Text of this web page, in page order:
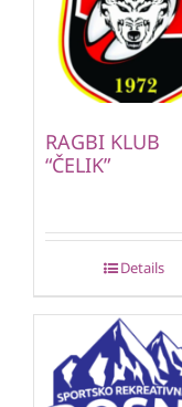
RAGBI KLUB
“ČELIK”
Details